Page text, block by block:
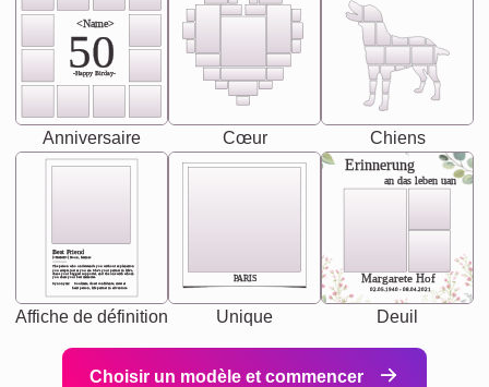
<Name>
50
-Happy Birday-
Anniversaire Cœur Chiens
Best Friend
[<NAME>] Noun, feminie
Synonyms: Soulmate, closet confidante, sister at
heart person, life partner in adventure.
The person who understands you without explanation
you accepts just as you are. She's your partner in life's,
chaos your biggest supporter, and the one with whom
you share your best memories.
Affiche de définition
PARIS
Unique
Erinnerung
an das leben uan
Margarete Hof
02.05.1940 - 08.04.2021
Deuil
Choisir un modèle et commencer